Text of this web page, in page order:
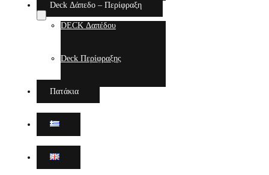
Deck Δάπεδο – Περίφραξη
DECK Δαπέδου
Deck Περίφραξης
Πατάκια